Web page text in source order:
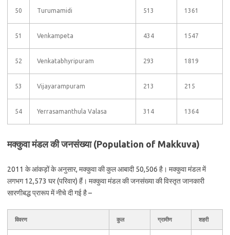
50 Turumamidi 513 1361
51 Venkampeta 434 1547
52 Venkatabhyripuram 293 1819
53 Vijayarampuram 213 215
54 Yerrasamanthula Valasa 314 1364
मक्कुवा मंडल की जनसंख्या (Population of Makkuva)
2011 के आंकड़ों के अनुसार, मक्कुवा की कुल आबादी 50,506 है। मक्कुवा मंडल में
लगभग 12,573 घर (परिवार) हैं। मक्कुवा मंडल की जनसंख्या की विस्तृत जानकारी
सारणीबद्ध प्रारूप में नीचे दी गई है –
विवरण कुल ग्रामीण शहरी